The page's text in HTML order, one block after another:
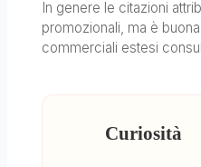
In genere le citazioni
promozionali, ma è
commerciali estesi
Curiosità